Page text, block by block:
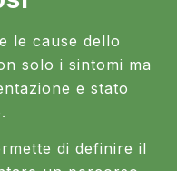
le cause dello
solo i sintomi ma
e stato
di definire il